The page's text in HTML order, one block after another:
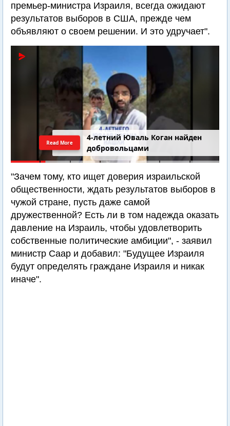
премьер-министра Израиля, всегда ожидают
результатов выборов в США, прежде чем
объявляют о своем решении. И это удручает".
4-летний Юваль Коган найден
добровольцами
Read More
"Зачем тому, кто ищет доверия израильской
общественности, ждать результатов выборов в
чужой стране, пусть даже самой
дружественной? Есть ли в том надежда оказать
давление на Израиль, чтобы удовлетворить
собственные политические амбиции", - заявил
министр Саар и добавил: "Будущее Израиля
будут определять граждане Израиля и никак
иначе".